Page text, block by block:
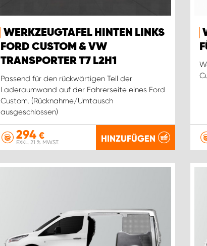
WERKZEUGTAFEL HINTEN LINKS
FORD CUSTOM & VW
TRANSPORTER T7 L2H1
Passend für den rückwärtigen Teil der
Laderaumwand auf der Fahrerseite eines Ford
Custom. (Rücknahme/Umtausch
ausgeschlossen)
294€
EXKL. 21 % MWST. HINZUFÜGEN